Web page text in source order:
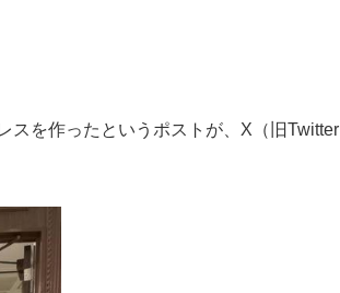
を作ったというポストが、X（旧